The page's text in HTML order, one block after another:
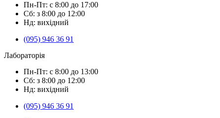
Пн-Пт: с 8:00 до 17:00
Сб: з 8:00 до 12:00
Нд: вихідний
(095) 946 36 91
Лабораторія
Пн-Пт: с 8:00 до 13:00
Сб: з 8:00 до 12:00
Нд: вихідний
(095) 946 36 91